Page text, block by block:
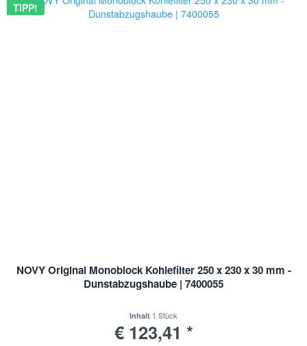
TIPP!
NOVY Original Monoblock Kohlefilter 250 x 230 x 30 mm -
Dunstabzugshaube | 7400055
Inhalt 1 Stück
€ 123,41 *